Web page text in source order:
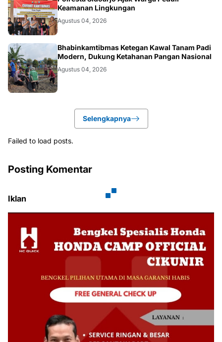
Keamanan Lingkungan
Agustus 04, 2026
POLRI.SOSIAL
Bhabinkamtibmas Ketegan Kawal Tanam Padi
Modern, Dukung Ketahanan Pangan Nasional
Agustus 04, 2026
Selengkapnya
Failed to load posts.
Posting Komentar
Iklan